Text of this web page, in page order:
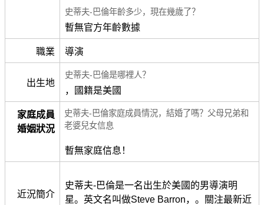
史蒂夫-巴倫年齡多少，現在幾歲了？
暫無官方年齡數據
職業 導演
出生地
史蒂夫-巴倫是哪裡人？
，國籍是美國
家庭成員
婚姻狀況
史蒂夫-巴倫家庭成員情況，結婚了嗎？父母兄弟和
老婆兒女信息
暫無家庭信息！
近況簡介
史蒂夫-巴倫是一名出生於美國的男導演明
星。英文名叫做Steve Barron，。關注最新近